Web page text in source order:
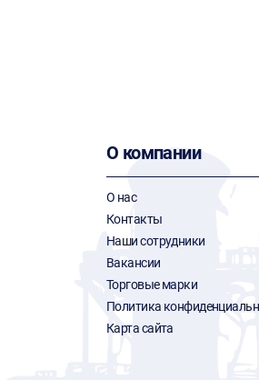
О компании
О нас
Контакты
Наши сотрудники
Вакансии
Торговые марки
Политика
Карта сайта